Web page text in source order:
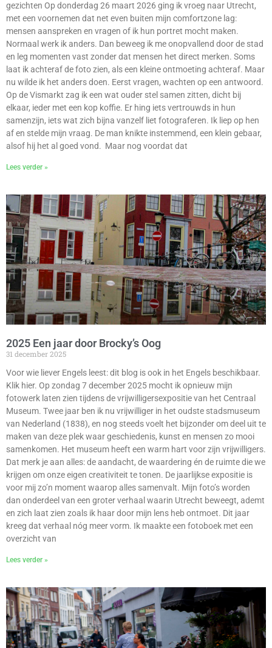
gezichten Op donderdag 26 maart 2026 ging ik vroeg naar Utrecht,
met een voornemen dat net even buiten mijn comfortzone lag:
mensen aanspreken en vragen of ik hun portret mocht maken.
Normaal werk ik anders. Dan beweeg ik me onopvallend door de stad
en leg momenten vast zonder dat mensen het direct merken. Soms
laat ik achteraf de foto zien, als een kleine ontmoeting achteraf. Maar
nu wilde ik het anders doen. Eerst vragen, wachten op een antwoord.
Op de Vismarkt zag ik een wat ouder stel samen zitten, dicht bij
elkaar, ieder met een kop koffie. Er hing iets vertrouwds in hun
samenzijn, iets wat zich bijna vanzelf liet fotograferen. Ik liep op hen
af en stelde mijn vraag. De man knikte instemmend, een klein gebaar,
alsof hij het al goed vond. Maar nog voordat dat
Lees verder »
2025 Een jaar door Brocky’s Oog
31 december 2025
Voor wie liever Engels leest: dit blog is ook in het Engels beschikbaar.
Klik hier. Op zondag 7 december 2025 mocht ik opnieuw mijn
fotowerk laten zien tijdens de vrijwilligers­expositie van het Centraal
Museum. Twee jaar ben ik nu vrijwilliger in het oudste stadsmuseum
van Nederland (1838), en nog steeds voelt het bijzonder om deel uit te
maken van deze plek waar geschiedenis, kunst en mensen zo mooi
samenkomen. Het museum heeft een warm hart voor zijn vrijwilligers.
Dat merk je aan alles: de aandacht, de waardering én de ruimte die we
krijgen om onze eigen creativiteit te tonen. De jaarlijkse expositie is
voor mij zo’n moment waarop alles samenvalt. Mijn foto’s worden
dan onderdeel van een groter verhaal waarin Utrecht beweegt, ademt
en zich laat zien zoals ik haar door mijn lens heb ontmoet. Dit jaar
kreeg dat verhaal nóg meer vorm. Ik maakte een fotoboek met een
overzicht van
Lees verder »